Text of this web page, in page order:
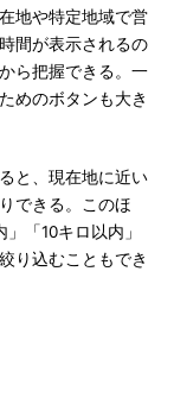
地や特定地域で営
間が表示されるの
ら把握できる。一
めのボタンも大き
と、現在地に近い
できる。このほ
「10キロ以内」
り込むこともでき